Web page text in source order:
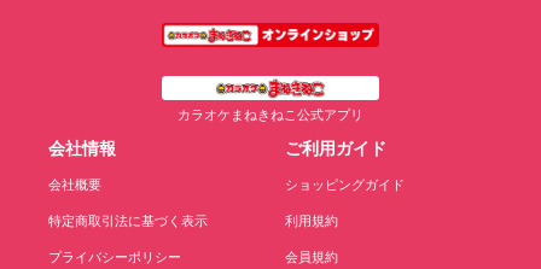
カラオケまねきねこ公式アプリ
会社情報
会社概要
特定商取引法に基づく表示
プライバシーポリシー
ご利用ガイド
ショッピングガイド
利用規約
会員規約